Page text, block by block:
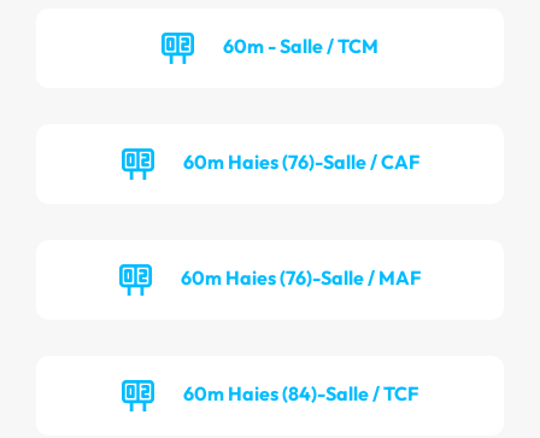
60m - Salle / TCM
60m Haies (76)-Salle / CAF
60m Haies (76)-Salle / MAF
60m Haies (84)-Salle / TCF